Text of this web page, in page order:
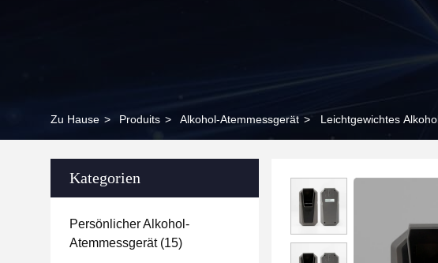
Zu Hause > Produits > Alkohol-Atemmessgerät > Leichtgewichtes
Kategorien
Persönlicher Alkohol-
Atemmessgerät(15)